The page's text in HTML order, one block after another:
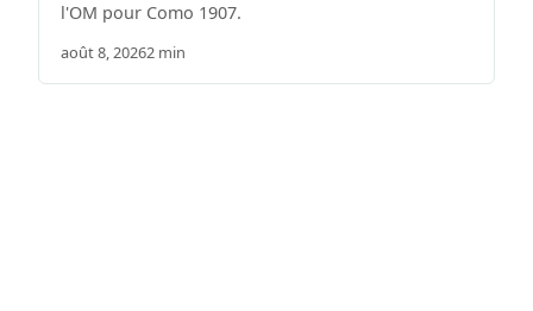
l'OM pour Como 1907.
août 8, 20262 min